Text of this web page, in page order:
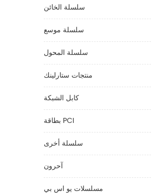
سلسلة الخائن
سلسلة موسع
سلسلة المحول
منتجات ستارلينك
كابل الشبكة
بطاقة PCI
سلسلة أخرى
آحرون
مسلسلات يو اس بي